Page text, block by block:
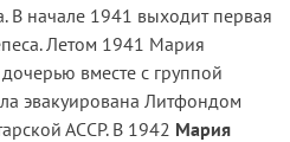
В начале 1941 выходит первая
Летом 1941 Мария
вместе с группой
эвакуирована Литфондом
АССР. В 1942 Мария